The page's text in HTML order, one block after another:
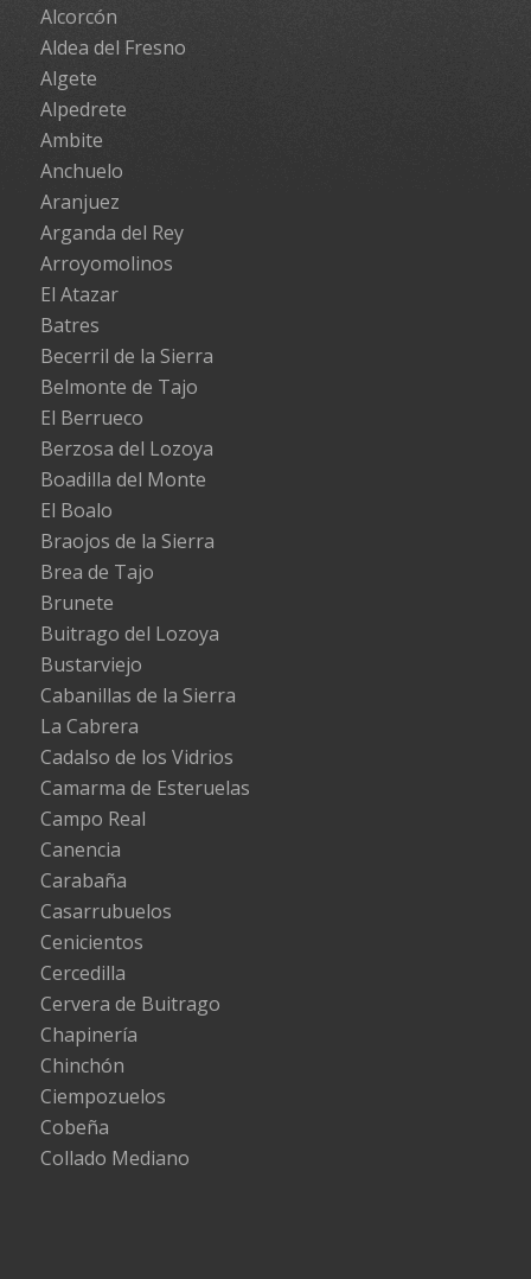
Alcorcón
Aldea del Fresno
Algete
Alpedrete
Ambite
Anchuelo
Aranjuez
Arganda del Rey
Arroyomolinos
El Atazar
Batres
Becerril de la Sierra
Belmonte de Tajo
El Berrueco
Berzosa del Lozoya
Boadilla del Monte
El Boalo
Braojos de la Sierra
Brea de Tajo
Brunete
Buitrago del Lozoya
Bustarviejo
Cabanillas de la Sierra
La Cabrera
Cadalso de los Vidrios
Camarma de Esteruelas
Campo Real
Canencia
Carabaña
Casarrubuelos
Cenicientos
Cercedilla
Cervera de Buitrago
Chapinería
Chinchón
Ciempozuelos
Cobeña
Collado Mediano